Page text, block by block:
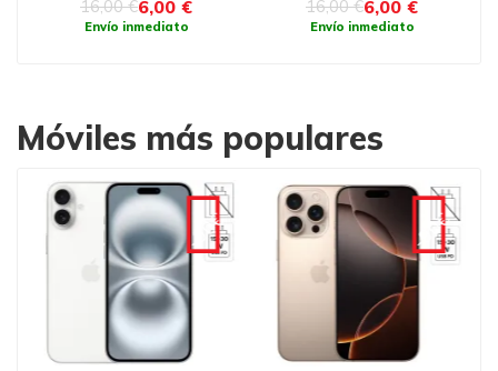
16,00 €6,00 €
Envío inmediato
16,00 €6,00 €
Envío inmediato
Móviles más populares
-90€ -90€